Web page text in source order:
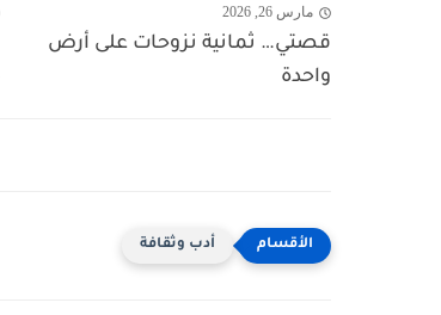
مارس 26, 2026
قصتي… ثمانية نزوحات على أرض
واحدة
أدب وثقافة